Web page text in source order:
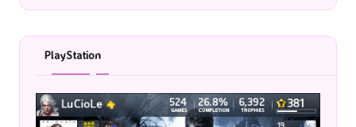
PlayStation